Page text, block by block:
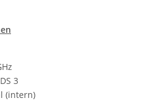
3
(intern)